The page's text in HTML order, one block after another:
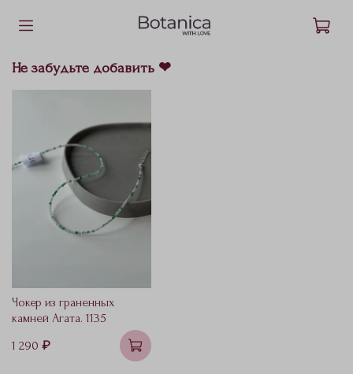
Не забудьте добавить ❤
Чокер из граненных
камней Агата. 1135
1 290 ₽